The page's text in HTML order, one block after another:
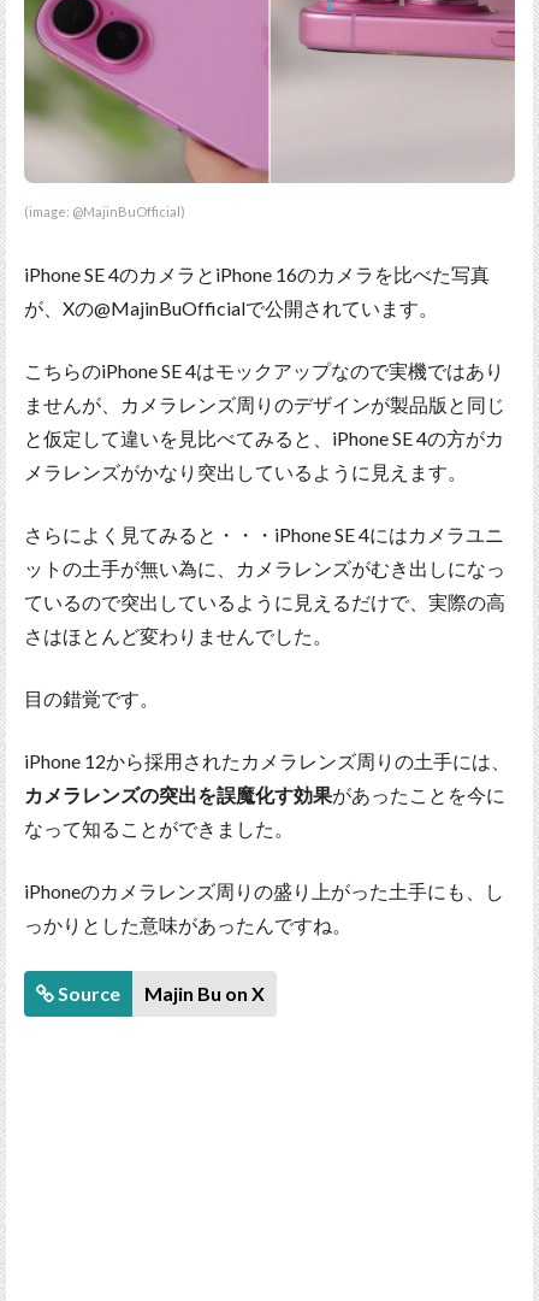
(image: @MajinBuOfficial)
iPhone SE 4のカメラとiPhone 16のカメラを比べた写真
が、Xの@MajinBuOfficialで公開されています。
こちらのiPhone SE 4はモックアップなので実機ではあり
ませんが、カメラレンズ周りのデザインが製品版と同じ
と仮定して違いを見比べてみると、iPhone SE 4の方がカ
メラレンズがかなり突出しているように見えます。
さらによく見てみると・・・iPhone SE 4にはカメラユニ
ットの土手が無い為に、カメラレンズがむき出しになっ
ているので突出しているように見えるだけで、実際の高
さはほとんど変わりませんでした。
目の錯覚です。
iPhone 12から採用されたカメラレンズ周りの土手には、
カメラレンズの突出を誤魔化す効果があったことを今に
なって知ることができました。
iPhoneのカメラレンズ周りの盛り上がった土手にも、し
っかりとした意味があったんですね。
Source Majin Bu on X